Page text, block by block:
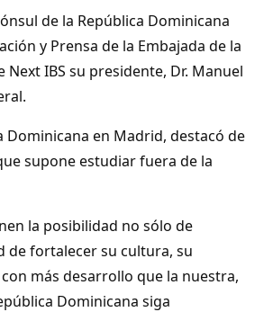
de la República Dominicana
y Prensa de la Embajada de la
IBS su presidente, Dr. Manuel
Dominicana en Madrid, destacó de
supone estudiar fuera de la
la posibilidad no sólo de
de fortalecer su cultura, su
más desarrollo que la nuestra,
Dominicana siga